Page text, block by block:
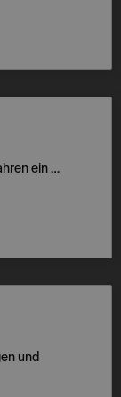
ein …
und